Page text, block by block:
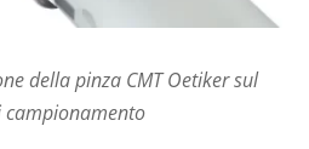
della pinza CMT Oetiker sul